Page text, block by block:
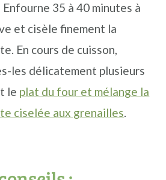
Enfourne 35 à 40 minutes à
et cisèle finement la
En cours de cuisson,
les délicatement plusieurs
le plat du four et mélange la
ciselée aux grenailles.